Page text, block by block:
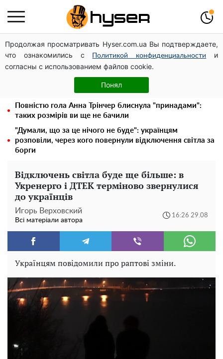
Продолжая просматривать Hyser.com.ua Вы подтверждаете,
что ознакомились с
Политикой конфиденциальности
и
согласны с использованием файлов cookie.
Понял
Українська авіатранспортна асоціація звернулася до
Мінфіну із закликом уніфікувати оподаткування
авіалізингу
Гола Олена Тополя у цікавих позах змусила відвисати
щелепи: злив відео – було лише початком
Повністю гола Анна Трінчер блиснула "принадами":
таких розмірів ви ще не бачили
"Думали, що за це нічого не буде": українцям
розповіли, через кого повернули відключення світла за
борги
Відключень світла буде ще більше: в
Укренерго і ДТЕК терміново звернулися
до українців
Игорь Верховский
Всі матеріали автора
16:26 29.08
Українцям повідомили про раптові зміни.